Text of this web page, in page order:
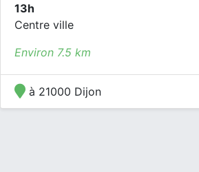
13h
Centre ville
Environ 7.5 km
à 21000 Dijon